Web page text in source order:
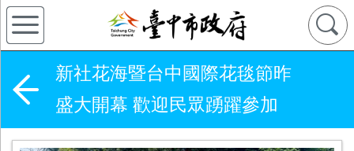
新社花海暨台中國際花毯節昨
盛大開幕 歡迎民眾踴躍參加